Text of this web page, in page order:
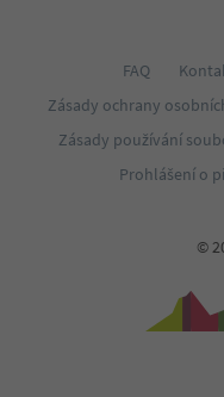
FAQ
Zásady ochrany
Zásady používání
Prohlášení o
©